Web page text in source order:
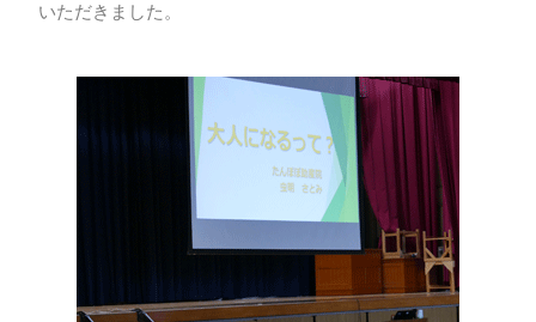
いただきました。